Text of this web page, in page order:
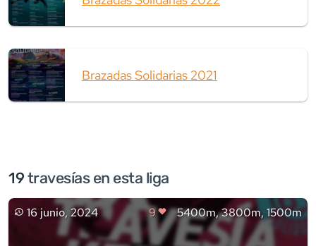
Brazadas Solidarias 2021
19 travesíasen esta liga
16 junio, 2024 9 5400m, 3800m, 1500m